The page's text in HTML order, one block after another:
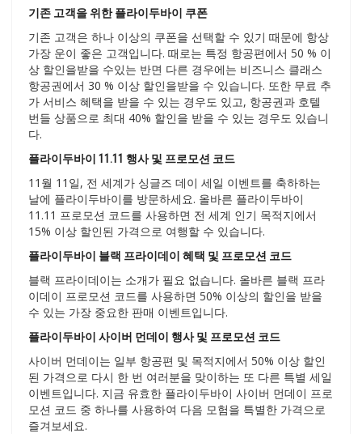
기존 고객을 위한 플라이두바이 쿠폰
기존 고객은 하나 이상의 쿠폰을 선택할 수 있기 때문에 항상
가장 운이 좋은 고객입니다. 때로는 특정 항공편에서 50 % 이
상 할인을받을 수있는 반면 다른 경우에는 비즈니스 클래스
항공권에서 30 % 이상 할인을받을 수 있습니다. 또한 무료 추
가 서비스 혜택을 받을 수 있는 경우도 있고, 항공권과 호텔
번들 상품으로 최대 40% 할인을 받을 수 있는 경우도 있습니
다.
플라이두바이 11.11 행사 및 프로모션 코드
11월 11일, 전 세계가 싱글즈 데이 세일 이벤트를 축하하는
날에 플라이두바이를 방문하세요. 올바른 플라이두바이
11.11 프로모션 코드를 사용하면 전 세계 인기 목적지에서
15% 이상 할인된 가격으로 여행할 수 있습니다.
플라이두바이 블랙 프라이데이 혜택 및 프로모션 코드
블랙 프라이데이는 소개가 필요 없습니다. 올바른 블랙 프라
이데이 프로모션 코드를 사용하면 50% 이상의 할인을 받을
수 있는 가장 중요한 판매 이벤트입니다.
플라이두바이 사이버 먼데이 행사 및 프로모션 코드
사이버 먼데이는 일부 항공편 및 목적지에서 50% 이상 할인
된 가격으로 다시 한 번 여러분을 맞이하는 또 다른 특별 세일
이벤트입니다. 지금 유효한 플라이두바이 사이버 먼데이 프로
모션 코드 중 하나를 사용하여 다음 모험을 특별한 가격으로
즐겨보세요.